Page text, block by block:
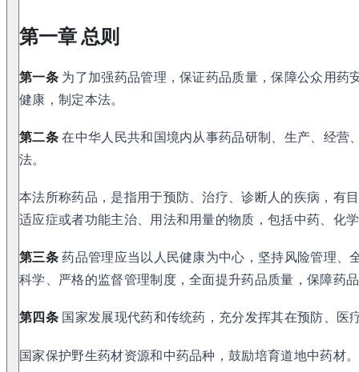
第一章 总则
第一条为了加强药品管理，保证药品质量，保障公众用药
健康，制定本法。
第二条在中华人民共和国境内从事药品研制、生产、经营
法。
本法所称药品，是指用于预防、治疗、诊断人的疾病，有
适应症或者功能主治、用法和用量的物质，包括中药、化
第三条药品管理应当以人民健康为中心，坚持风险管理、
科学、严格的监督管理制度，全面提升药品质量，保障药
第四条国家发展现代药和传统药，充分发挥其在预防、医
国家保护野生药材资源和中药品种，鼓励培育道地中药材。